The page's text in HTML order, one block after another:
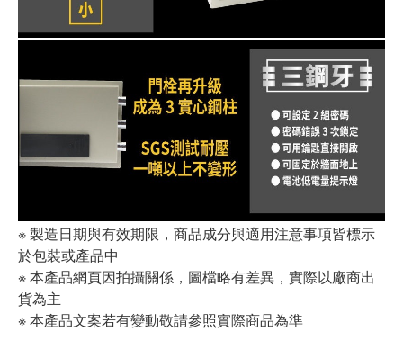
※ 製造日期與有效期限，商品成分與適用注意事項皆標示
於包裝或產品中
※ 本產品網頁因拍攝關係，圖檔略有差異，實際以廠商出
貨為主
※ 本產品文案若有變動敬請參照實際商品為準